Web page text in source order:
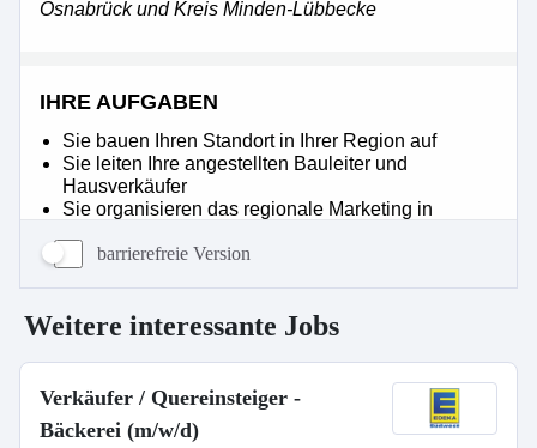
barrierefreie Version
Weitere interessante Jobs
Verkäufer / Quereinsteiger -
Bäckerei (m/w/d)